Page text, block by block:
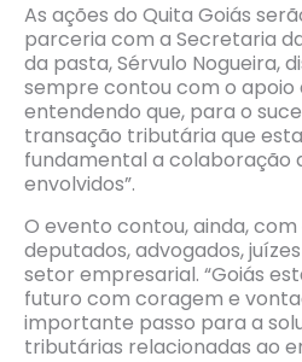
As ações do Quita Goiás
parceria com a Secretaria
da pasta, Sérvulo Nogueira,
sempre contou com o apoio
entendendo que, para o
transação tributária que
fundamental a colaboração
envolvidos”.
O evento contou, ainda,
deputados, advogados,
setor empresarial. “Goiás
futuro com coragem e
importante passo para a
tributárias relacionadas ao